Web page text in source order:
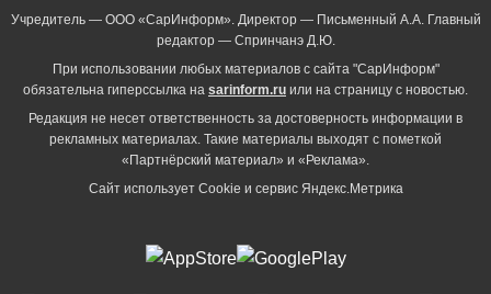
Учредитель — ООО «СарИнформ». Директор — Письменный А.А. Главный
редактор — Спринчанэ Д.Ю.
При использовании любых материалов с сайта "СарИнформ"
обязательна гиперссылка на sarinform.ru или на страницу с новостью.
Редакция не несет ответственность за достоверность информации в
рекламных материалах. Такие материалы выходят с пометкой
«Партнёрский материал» и «Реклама».
Сайт использует Cookie и сервиc Яндекс.Метрика